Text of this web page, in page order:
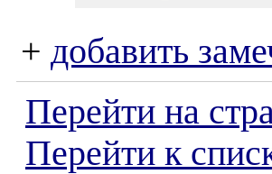
+ добавить
Перейти на
Перейти к